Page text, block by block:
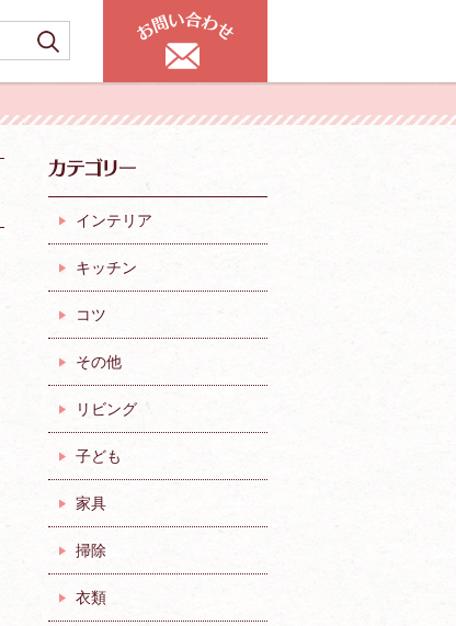
インテリア
キッチン
コツ
その他
リビング
子ども
家具
掃除
衣類